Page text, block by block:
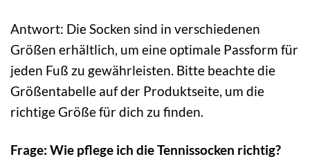
Antwort: Die Socken sind in verschiedenen
Größen erhältlich, um eine optimale Passform für
jeden Fuß zu gewährleisten. Bitte beachte die
Größentabelle auf der Produktseite, um die
richtige Größe für dich zu finden.
Frage: Wie pflege ich die Tennissocken richtig?